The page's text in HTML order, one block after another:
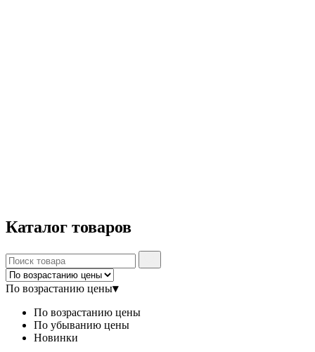
Каталог товаров
По возрастанию цены▾
По возрастанию цены
По убыванию цены
Новинки